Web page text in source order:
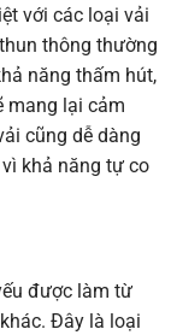
với các loại vải
thông thường
năng thấm hút,
mang lại cảm
cũng dễ dàng
khả năng tự co
được làm từ
Đây là loại